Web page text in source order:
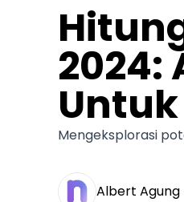
2024:
Mengeksplorasi
Albert Agung